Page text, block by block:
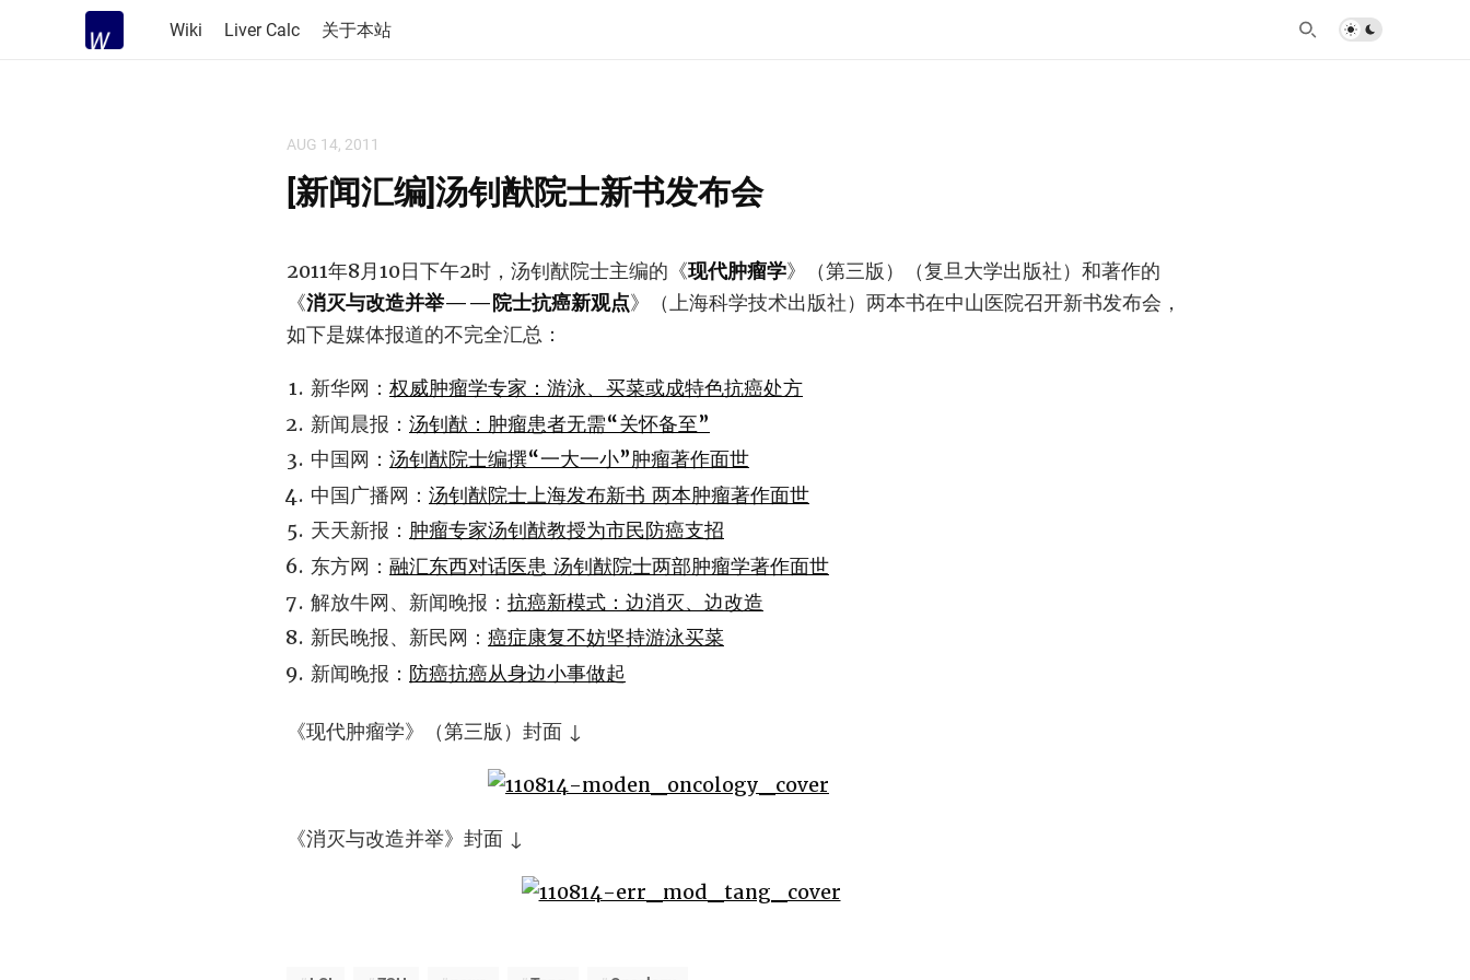
Wiki Liver Calc 关于本站
AUG 14, 2011
[新闻汇编]汤钊猷院士新书发布会
2011年8月10日下午2时，汤钊猷院士主编的《现代肿瘤学》（第三版）（复旦大学出版社）和著作的
《消灭与改造并举——院士抗癌新观点》（上海科学技术出版社）两本书在中山医院召开新书发布会，
如下是媒体报道的不完全汇总：
新华网： 权威肿瘤学专家：游泳、买菜或成特色抗癌处方
新闻晨报： 汤钊猷：肿瘤患者无需“关怀备至”
中国网： 汤钊猷院士编撰“一大一小”肿瘤著作面世
中国广播网： 汤钊猷院士上海发布新书 两本肿瘤著作面世
天天新报： 肿瘤专家汤钊猷教授为市民防癌支招
东方网： 融汇东西对话医患 汤钊猷院士两部肿瘤学著作面世
解放牛网、新闻晚报： 抗癌新模式：边消灭、边改造
新民晚报、新民网： 癌症康复不妨坚持游泳买菜
新闻晚报： 防癌抗癌从身边小事做起
《现代肿瘤学》（第三版）封面 ↓
《消灭与改造并举》封面 ↓